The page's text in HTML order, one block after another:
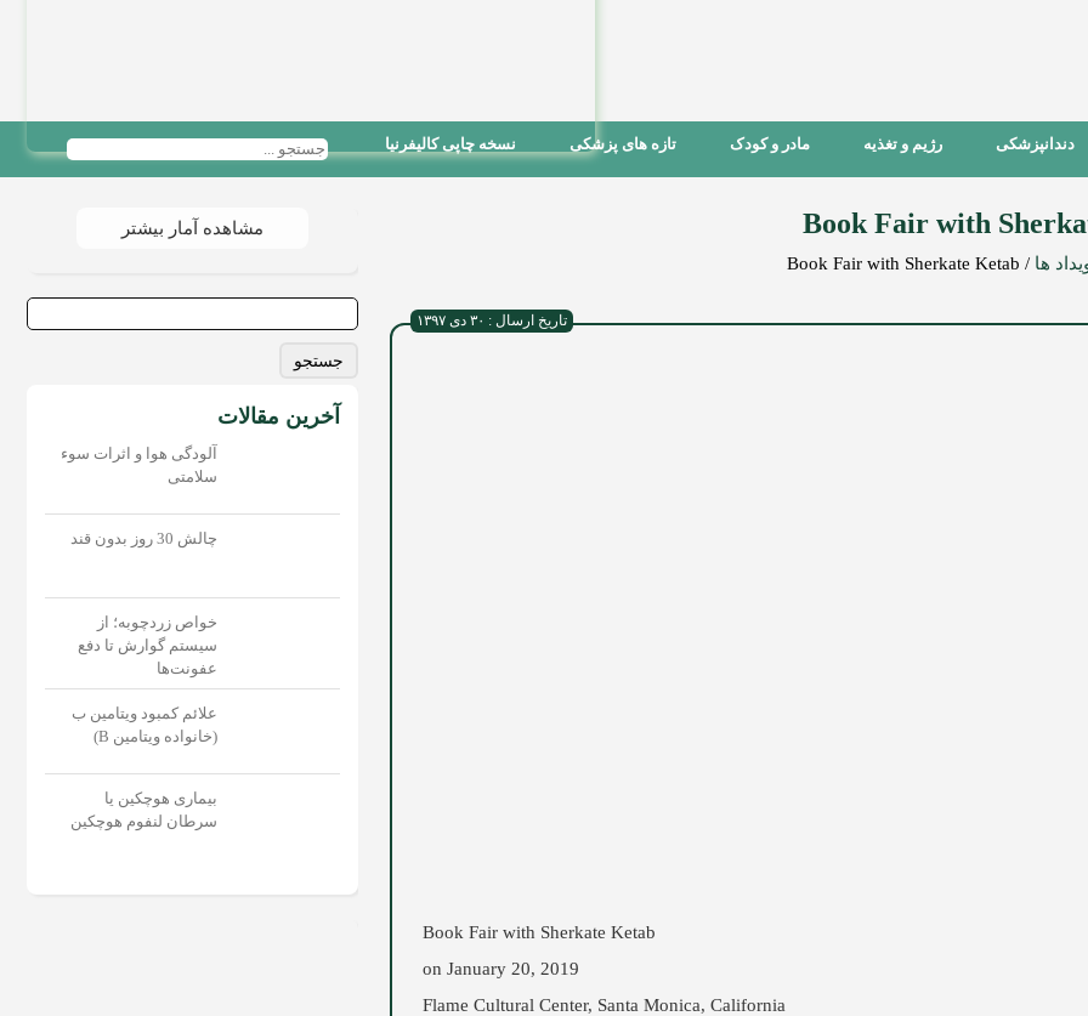
دندانپزشکی رژیم و تغذیه مادر و کودک تازه های پزشکی نسخه چاپی کالیفرنیا
Book Fair with
ها /
Book Fair with Sherkate Ketab
تاریخ ارسال : ۳۰ دی ۱۳۹۷
Book Fair with Sherkate Ketab
on January 20, 2019
Flame Cultural Center, Santa Monica, California
مشاهده آمار بیشتر
جستجو
برای:
آخرین مقالات
آلودگی هوا و اثرات سوء
سلامتی
چالش 30 روز بدون قند
خواص زردچوبه؛ از
سیستم گوارش تا دفع
عفونت‌‌ها
علائم کمبود ویتامین ب
(خانواده ویتامین B)
بیماری هوچکین یا
سرطان لنفوم هوچکین